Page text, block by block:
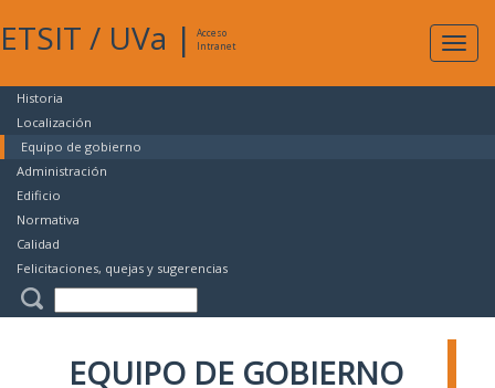
ETSIT / UVa |
Acceso
Intranet
Historia
Localización
Equipo de gobierno
Administración
Edificio
Normativa
Calidad
Felicitaciones, quejas y sugerencias
EQUIPO DE GOBIERNO